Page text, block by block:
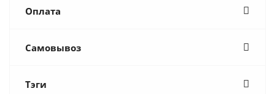
Оплата
Самовывоз
Тэги